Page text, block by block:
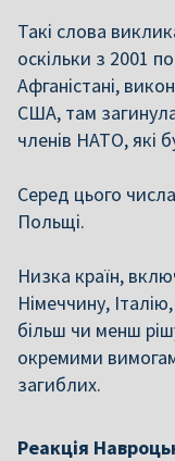
Такі слова
оскільки з 2001
Афганістані,
США, там
членів НАТО, які
Серед цього
Польщі.
Низка країн,
Німеччину,
більш чи менш
окремими
загиблих.
Реакція